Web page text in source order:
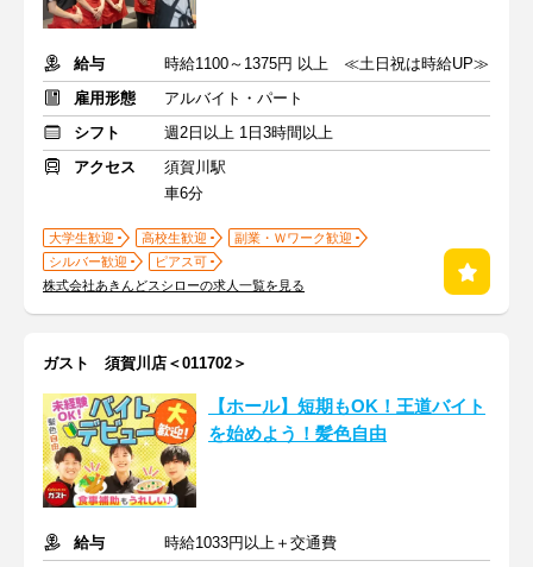
給与
時給1100～1375円 以上 ≪土日祝は時給UP≫
雇用形態
アルバイト・パート
シフト
週2日以上 1日3時間以上
アクセス
須賀川駅
車6分
大学生歓迎 高校生歓迎
副業・Ｗワーク歓迎
シルバー歓迎
ピアス可
株式会社あきんどスシローの求人一覧を見る
ガスト 須賀川店＜011702＞
【ホール】短期もOK！王道バイト
を始めよう！髪色自由
給与
時給1033円以上＋交通費